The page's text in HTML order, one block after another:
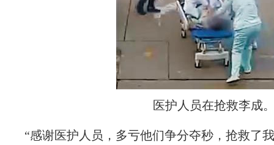
医护人员在抢救李成
“感谢医护人员，多亏他们争分夺秒，抢救了